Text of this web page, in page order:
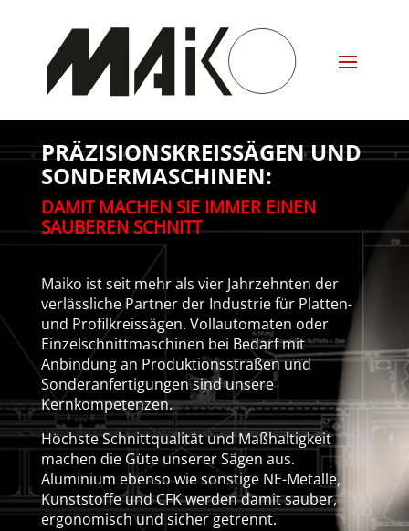
PRÄZISIONSKREISSÄGEN UND
SONDERMASCHINEN:
DAMIT MACHEN SIE IMMER EINEN
SAUBEREN SCHNITT
Maiko ist seit mehr als vier Jahrzehnten der
verlässliche Partner der Industrie für Platten-
und Profilkreissägen. Vollautomaten oder
Einzelschnittmaschinen bei Bedarf mit
Anbindung an Produktionsstraßen und
Sonderanfertigungen sind unsere
Kernkompetenzen.
Höchste Schnittqualität und Maßhaltigkeit
machen die Güte unserer Sägen aus.
Aluminium ebenso wie sonstige NE-Metalle,
Kunststoffe und CFK werden damit sauber,
ergonomisch und sicher getrennt.